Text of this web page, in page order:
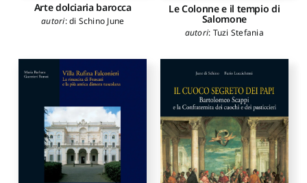
Arte dolciaria barocca
autori:di Schino June
Le Colonne e il tempio di
Salomone
autori: Tuzi Stefania